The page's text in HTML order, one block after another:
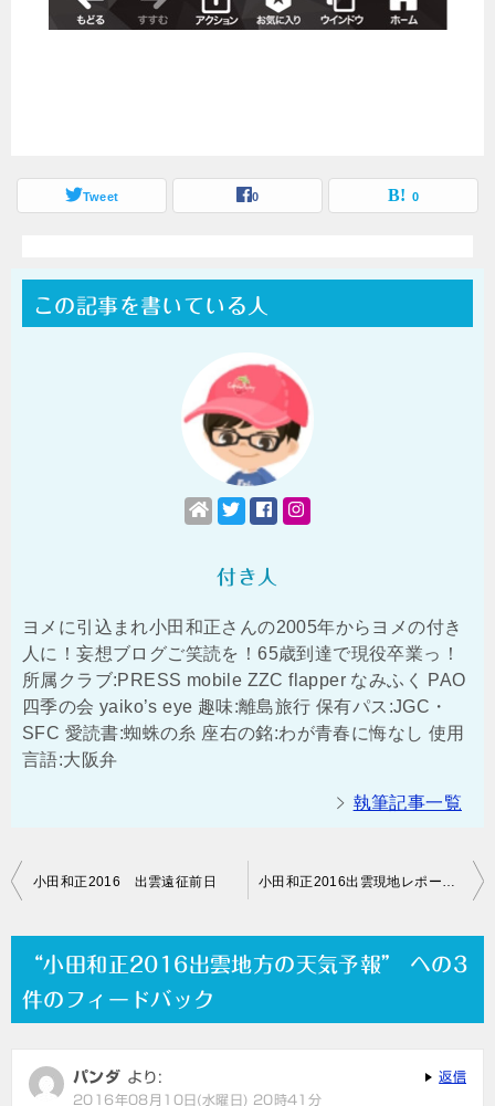
Tweet 0 0
この記事を書いている人
付き人
ヨメに引込まれ小田和正さんの2005年からヨメの付き
人に！妄想ブログご笑読を！65歳到達で現役卒業っ！
所属クラブ:PRESS mobile ZZC flapper なみふく PAO
四季の会 yaiko’s eye 趣味:離島旅行 保有パス:JGC・
SFC 愛読書:蜘蛛の糸 座右の銘:わが青春に悔なし 使用
言語:大阪弁
執筆記事一覧
投
ゲ
シ
小田和正2016 出雲遠征前日
“小田和正2016出雲地方の天気予報” への3
件のフィードバック
パンダ より:
2016年08月10日(水曜日) 20時41分
返信